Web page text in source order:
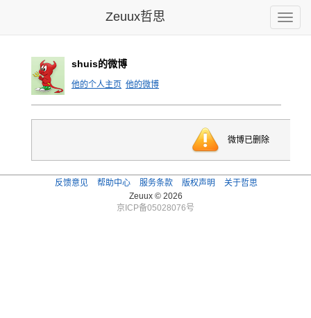
Toggle
Zeuux哲思
shuis的微博
他的个人主页 他的微博
微博已删除
反馈意见 帮助中心 服务条款 版权声明
关于哲思
Zeuux © 2026
京ICP备05028076号